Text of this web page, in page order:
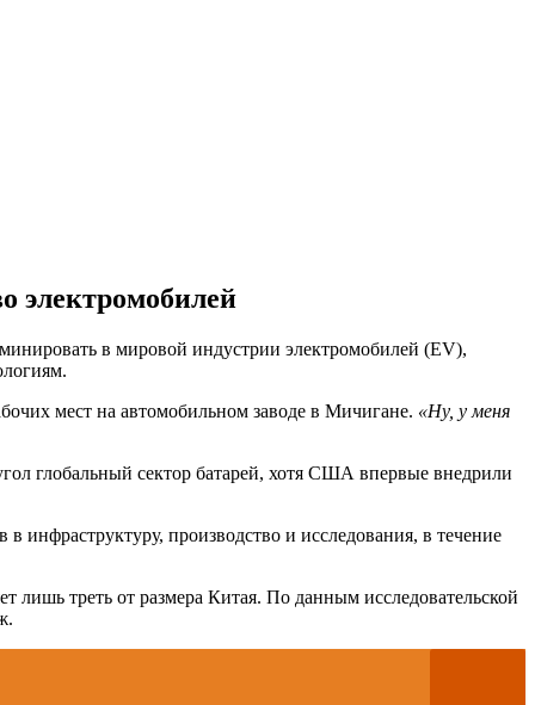
электромобилей
в мировой индустрии электромобилей (EV),
мест на автомобильном заводе в Мичигане. «Ну, у меня
глобальный сектор батарей, хотя США впервые внедрили
инфраструктуру, производство и исследования, в течение
лишь треть от размера Китая. По данным исследовательской